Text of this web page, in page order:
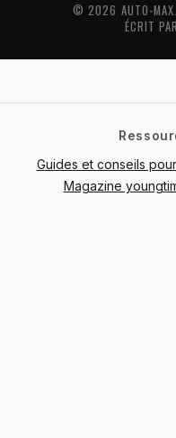
© 2026 AUTO-
ÉCRIT
Guides et conseils
Magazine